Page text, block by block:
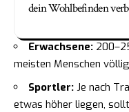
dein Wohlbefinden
Erwachsene:
meisten Menschen
Sportler: Je nach
etwas höher liegen,